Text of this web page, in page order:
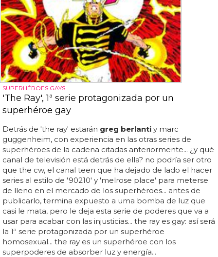
SUPERHÉROES GAYS
'The Ray', 1ª serie protagonizada por un
superhéroe gay
Detrás de 'the ray' estarán greg berlanti y marc
guggenheim, con experiencia en las otras series de
superhéroes de la cadena citadas anteriormente... ¿y qué
canal de televisión está detrás de ella? no podría ser otro
que the cw, el canal teen que ha dejado de lado el hacer
series al estilo de '90210' y 'melrose place' para meterse
de lleno en el mercado de los superhéroes... antes de
publicarlo, termina expuesto a uma bomba de luz que
casi le mata, pero le deja esta serie de poderes que va a
usar para acabar con las injusticias... the ray es gay: así será
la 1ª serie protagonizada por un superhéroe
homosexual... the ray es un superhéroe con los
superpoderes de absorber luz y energía...